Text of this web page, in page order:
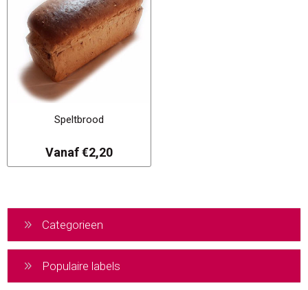
Speltbrood
Vanaf €2,20
Categorieen
Populaire labels